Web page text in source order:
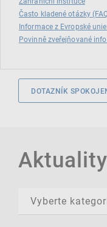
Často kladené otázky
Informace z Evropské
Povinně zveřejňované
DOTAZNÍK
Aktuality